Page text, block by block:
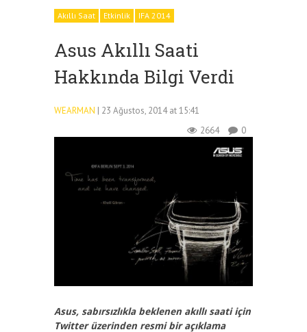
Akıllı Saat Etkinlik IFA 2014
Asus Akıllı Saati
Hakkında Bilgi Verdi
WEARMAN | 23 Ağustos, 2014 at 15:41
2664
0
Asus, sabırsızlıkla beklenen akıllı saati için
Twitter üzerinden resmi bir açıklama